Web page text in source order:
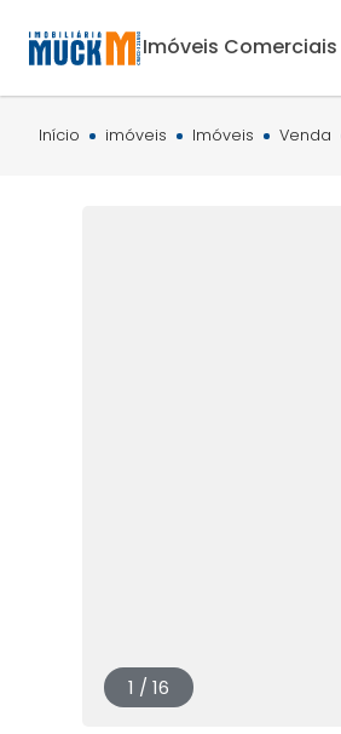
Imóveis Comerciais
Início imóveis Imóveis Venda
1 / 16